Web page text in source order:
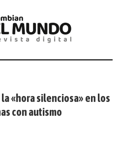
«hora silenciosa» en los
con autismo